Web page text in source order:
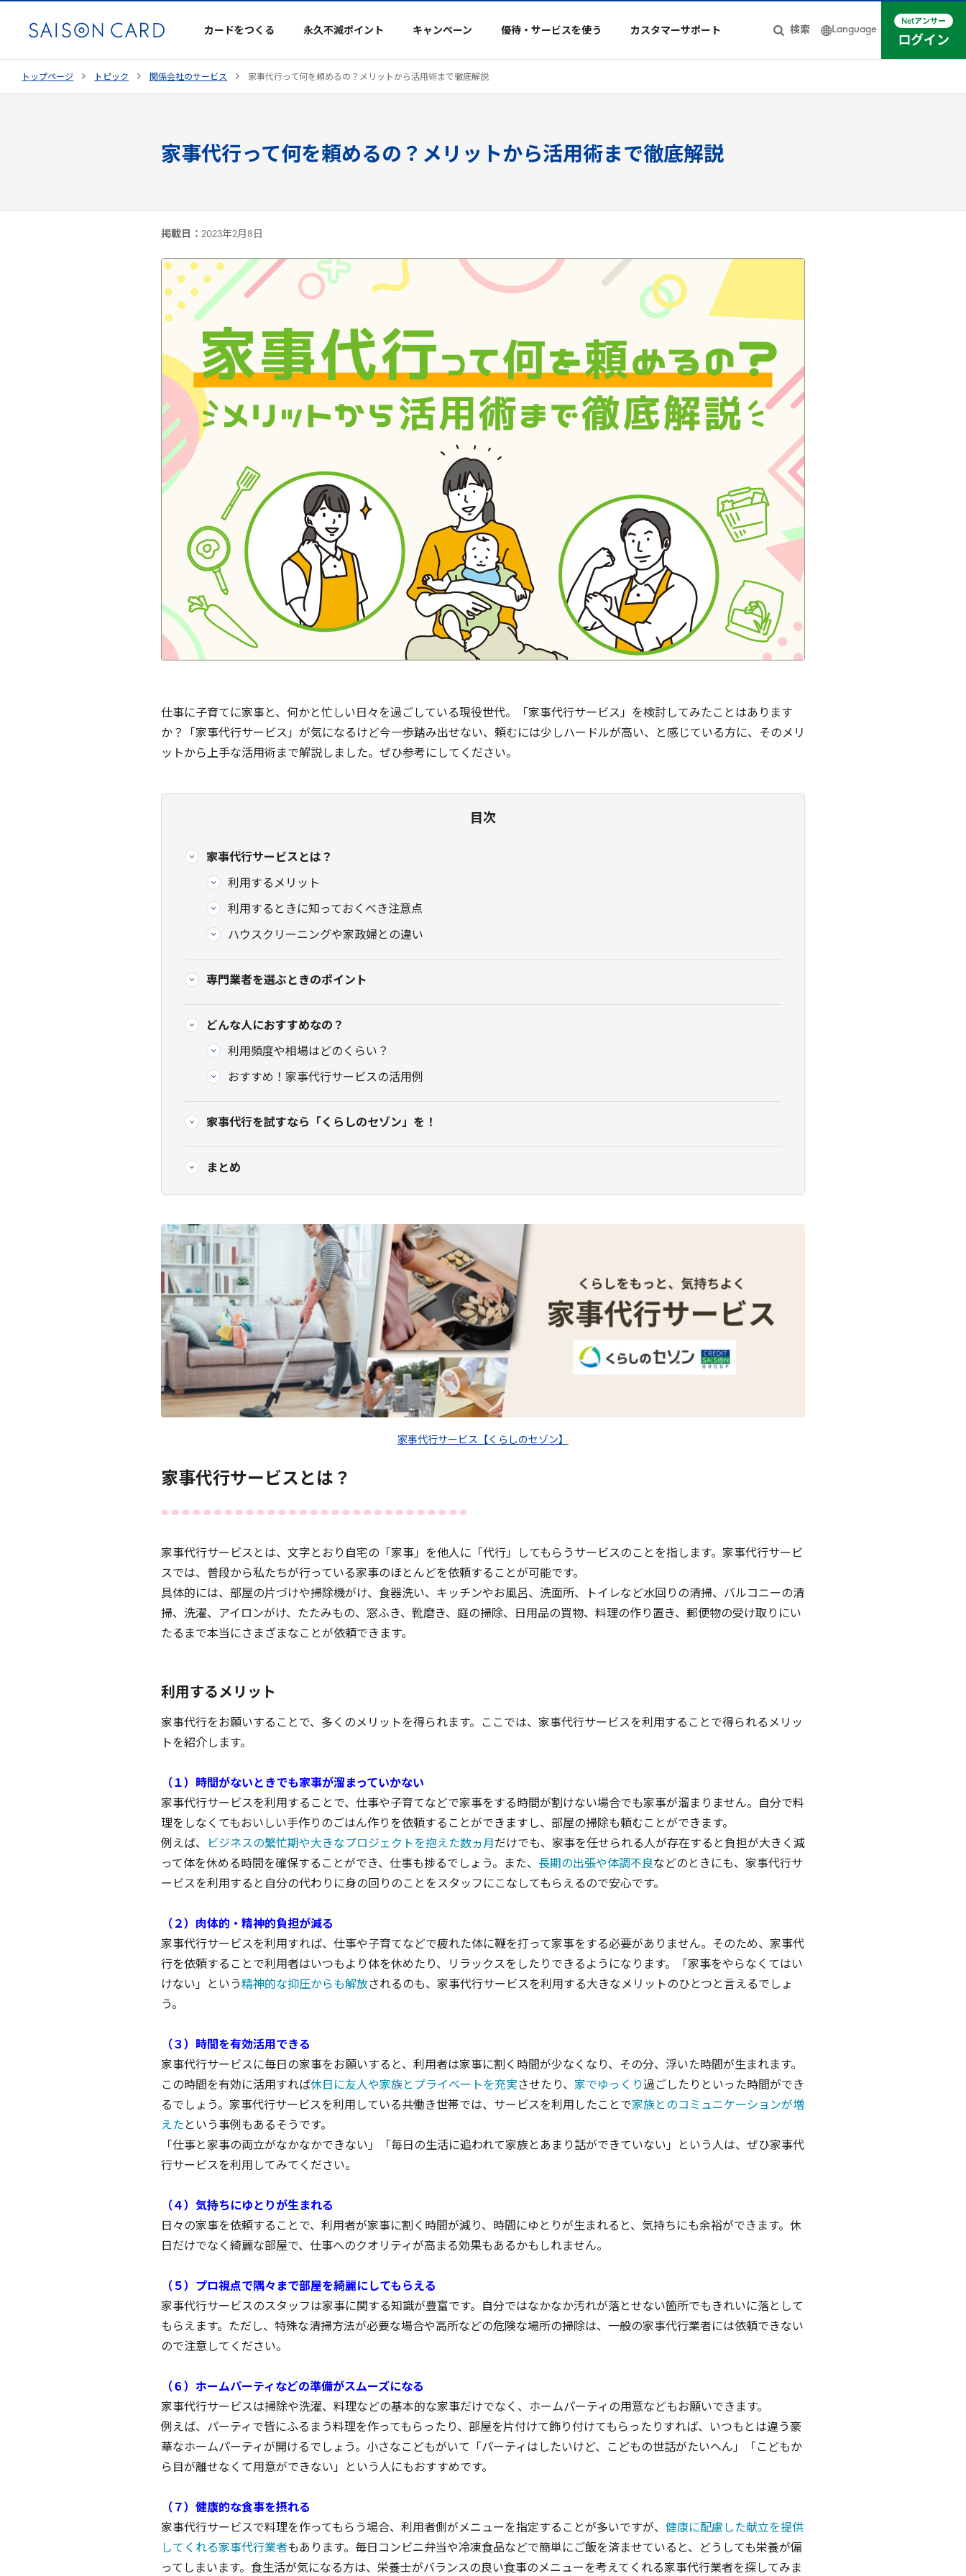
カードをつくる 永久不滅ポイント キャンペーン 優待・サービスを使う カスタマーサポート 検索 Language
Netアンサー
ログイン
トップページ トピック 関係会社のサービス 家事代行って何を頼めるの？メリットから活用術まで徹底解説
家事代行って何を頼めるの？メリットから活用術まで徹底解説
掲載日： 2023年2月8日
仕事に子育てに家事と、何かと忙しい日々を過ごしている現役世代。「家事代行サービス」を検討してみたことはあります
か？「家事代行サービス」が気になるけど今一歩踏み出せない、頼むには少しハードルが高い、と感じている方に、そのメリ
ットから上手な活用術まで解説しました。ぜひ参考にしてください。
目次
家事代行サービスとは？
利用するメリット
利用するときに知っておくべき注意点
ハウスクリーニングや家政婦との違い
専門業者を選ぶときのポイント
どんな人におすすめなの？
利用頻度や相場はどのくらい？
おすすめ！家事代行サービスの活用例
家事代行を試すなら「くらしのセゾン」を！
まとめ
家事代行サービス【くらしのセゾン】
家事代行サービスとは？
家事代行サービスとは、文字とおり自宅の「家事」を他人に「代行」してもらうサービスのことを指します。家事代行サービ
スでは、普段から私たちが行っている家事のほとんどを依頼することが可能です。
具体的には、部屋の片づけや掃除機がけ、食器洗い、キッチンやお風呂、洗面所、トイレなど水回りの清掃、バルコニーの清
掃、洗濯、アイロンがけ、たたみもの、窓ふき、靴磨き、庭の掃除、日用品の買物、料理の作り置き、郵便物の受け取りにい
たるまで本当にさまざまなことが依頼できます。
利用するメリット
家事代行をお願いすることで、多くのメリットを得られます。ここでは、家事代行サービスを利用することで得られるメリッ
トを紹介します。
（１）時間がないときでも家事が溜まっていかない
家事代行サービスを利用することで、仕事や子育てなどで家事をする時間が割けない場合でも家事が溜まりません。自分で料
理をしなくてもおいしい手作りのごはん作りを依頼することができますし、部屋の掃除も頼むことができます。
例えば、
ビジネスの繁忙期や大きなプロジェクトを抱えた数ヵ月 だけでも、家事を任せられる人が存在すると負担が大きく減
って体を休める時間を確保することができ、仕事も捗るでしょう。また、 長期の出張や体調不良などのときにも、家事代行サ
ービスを利用すると自分の代わりに身の回りのことをスタッフにこなしてもらえるので安心です。
（２）肉体的・精神的負担が減る
家事代行サービスを利用すれば、仕事や子育てなどで疲れた体に鞭を打って家事をする必要がありません。そのため、家事代
行を依頼することで利用者はいつもより体を休めたり、リラックスをしたりできるようになります。「家事をやらなくてはい
けない」という精神的な抑圧からも解放されるのも、家事代行サービスを利用する大きなメリットのひとつと言えるでしょ
う。
（３）時間を有効活用できる
家事代行サービスに毎日の家事をお願いすると、利用者は家事に割く時間が少なくなり、その分、浮いた時間が生まれます。
この時間を有効に活用すれば休日に友人や家族とプライベートを充実させたり、 家でゆっくり過ごしたりといった時間ができ
るでしょう。家事代行サービスを利用している共働き世帯では、サービスを利用したことで家族とのコミュニケーションが増
えた という事例もあるそうです。
「仕事と家事の両立がなかなかできない」「毎日の生活に追われて家族とあまり話ができていない」という人は、ぜひ家事代
行サービスを利用してみてください。
（４）気持ちにゆとりが生まれる
日々の家事を依頼することで、利用者が家事に割く時間が減り、時間にゆとりが生まれると、気持ちにも余裕ができます。休
日だけでなく綺麗な部屋で、仕事へのクオリティが高まる効果もあるかもしれません。
（５）プロ視点で隅々まで部屋を綺麗にしてもらえる
家事代行サービスのスタッフは家事に関する知識が豊富です。自分ではなかなか汚れが落とせない箇所でもきれいに落として
もらえます。ただし、特殊な清掃方法が必要な場合や高所などの危険な場所の掃除は、一般の家事代行業者には依頼できない
ので注意してください。
（６）ホームパーティなどの準備がスムーズになる
家事代行サービスは掃除や洗濯、料理などの基本的な家事だけでなく、ホームパーティの用意などもお願いできます。
例えば、パーティで皆にふるまう料理を作ってもらったり、部屋を片付けて飾り付けてもらったりすれば、いつもとは違う豪
華なホームパーティが開けるでしょう。小さなこどもがいて「パーティはしたいけど、こどもの世話がたいへん」「こどもか
ら目が離せなくて用意ができない」という人にもおすすめです。
（７）健康的な食事を摂れる
家事代行サービスで料理を作ってもらう場合、利用者側がメニューを指定することが多いですが、 健康に配慮した献立を提供
してくれる家事代行業者もあります。毎日コンビニ弁当や冷凍食品などで簡単にご飯を済ませていると、どうしても栄養が偏
ってしまいます。食生活が気になる方は、栄養士がバランスの良い食事のメニューを考えてくれる家事代行業者を探してみま